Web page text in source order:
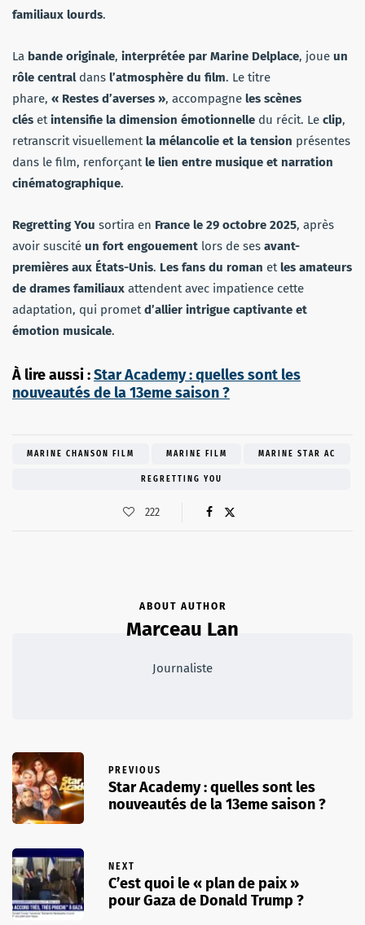
familiaux lourds.
La bande originale, interprétée par Marine Delplace, joue un
rôle centraldans l’atmosphère du film. Le titre
phare, « Restes d’averses », accompagne les scènes
clés etintensifie la dimension émotionnelle du récit. Le clip,
retranscrit visuellementla mélancolie et la tension présentes
dans le film, renforçantle lien entre musique et narration
cinématographique.
Regretting You sortira en France le 29 octobre 2025, après
avoir suscité un fort engouement lors de ses avant-
premières aux États-Unis. Les fans du roman etles amateurs
de drames familiaux attendent avec impatience cette
adaptation, qui prometd’allier intrigue captivante et
émotion musicale.
À lire aussi :Star Academy : quelles sont les
nouveautés de la 13eme saison ?
MARINE CHANSON FILM MARINE FILM MARINE STAR AC
REGRETTING YOU
222
ABOUT AUTHOR
Marceau Lan
Journaliste
PREVIOUS
Star Academy : quelles sont les
nouveautés de la 13eme saison ?
NEXT
C’est quoi le « plan de paix »
pour Gaza de Donald Trump ?